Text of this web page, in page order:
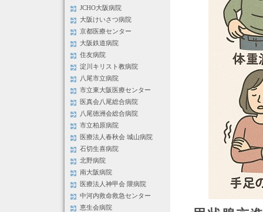
JCHO大阪病院
大阪けいさつ病院
京都医療センター
大阪鉄道病院
住友病院
淀川キリスト教病院
八尾市立病院
市立東大阪医療センター
医真会八尾総合病院
八尾徳洲会総合病院
市立柏原病院
医療法人春秋会 城山病院
石切生喜病院
北野病院
南大阪病院
医療法人神甲会 隈病院
中河内救命救急センター
恵生会病院